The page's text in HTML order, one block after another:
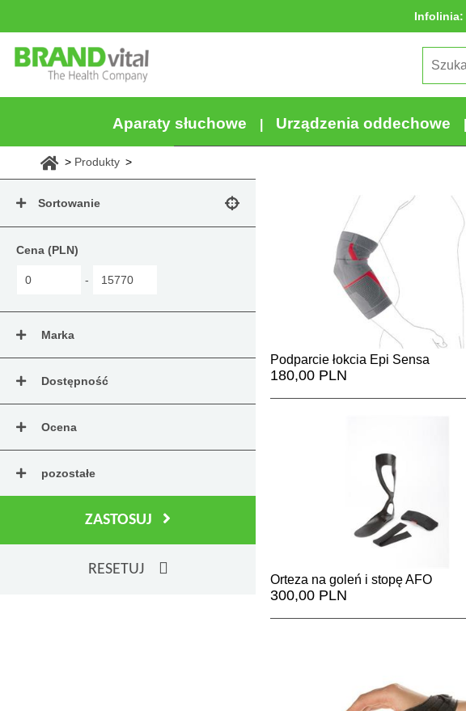
Infolinia:
Aparaty słuchowe Urządzenia oddechowe
Produkty
Sortowanie
Cena (PLN)
-
Marka
Dostępność
Ocena
pozostałe
ZASTOSUJ
RESETUJ
Podparcie łokcia Epi Sensa
180,00 PLN
Orteza na goleń i stopę AFO
300,00 PLN